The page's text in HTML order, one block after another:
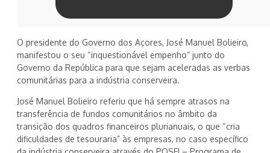
O presidente do Governo dos Açores, José Manuel Bolieiro,
manifestou o seu “inquestionável empenho” junto do
Governo da República para que sejam aceleradas as verbas
comunitárias para a indústria conserveira.
José Manuel Bolieiro referiu que há sempre atrasos na
transferência de fundos comunitários no âmbito da
transição dos quadros financeiros plurianuais, o que “cria
dificuldades de tesouraria” às empresas, no caso específico